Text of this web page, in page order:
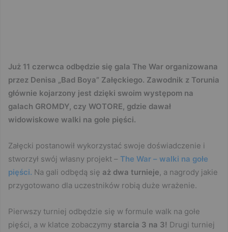
Już 11 czerwca odbędzie się gala The War organizowana
przez Denisa „Bad Boya” Załęckiego. Zawodnik z Torunia
głównie kojarzony jest dzięki swoim występom na
galach GROMDY, czy WOTORE, gdzie dawał
widowiskowe walki na gołe pięści.
Załęcki postanowił wykorzystać swoje doświadczenie i
stworzył swój własny projekt – The War – walki na gołe
pięści. Na gali odbędą się aż dwa turnieje, a nagrody jakie
przygotowano dla uczestników robią duże wrażenie.
Pierwszy turniej odbędzie się w formule walk na gołe
pięści, a w klatce zobaczymy starcia 3 na 3! Drugi turniej